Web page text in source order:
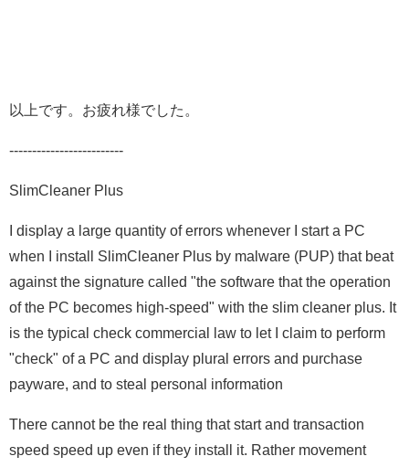
以上です。お疲れ様でした。
-------------------------
SlimCleaner Plus
I display a large quantity of errors whenever I start a PC
when I install SlimCleaner Plus by malware (PUP) that beat
against the signature called "the software that the operation
of the PC becomes high-speed" with the slim cleaner plus. It
is the typical check commercial law to let I claim to perform
"check" of a PC and display plural errors and purchase
payware, and to steal personal information
There cannot be the real thing that start and transaction
speed speed up even if they install it. Rather movement